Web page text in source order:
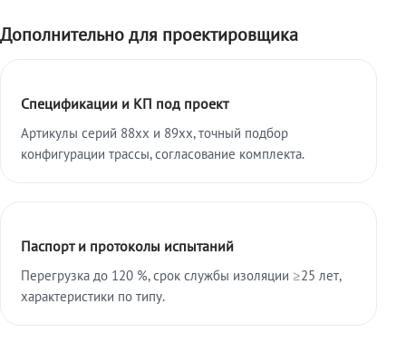
Дополнительно для проектировщика
Спецификации и КП под проект
Артикулы серий 88xx и 89xx, точный подбор
конфигурации трассы, согласование комплекта.
Паспорт и протоколы испытаний
Перегрузка до 120 %, срок службы изоляции ≥25 лет,
характеристики по типу.